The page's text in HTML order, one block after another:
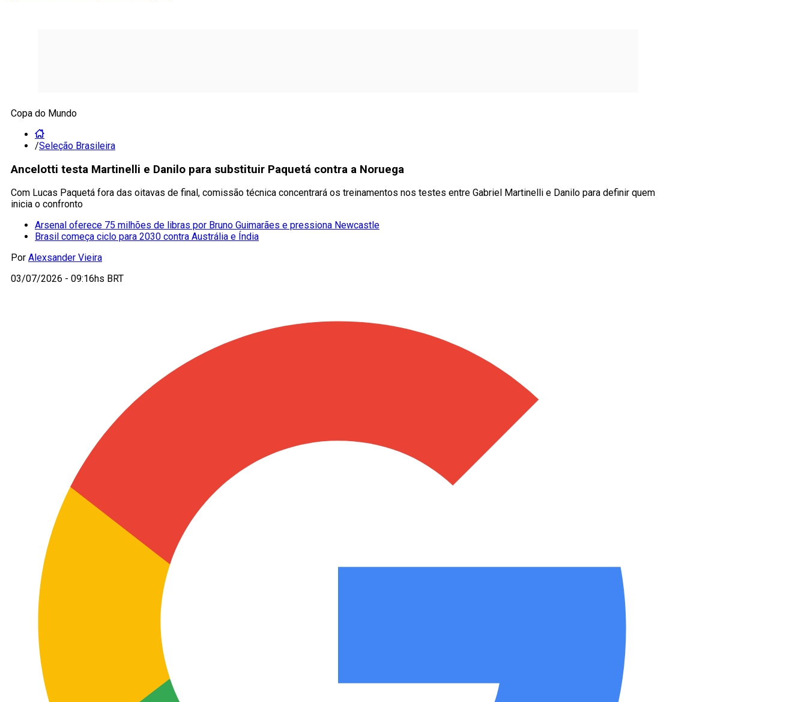
Copa do Mundo
/Seleção Brasileira
Ancelotti testa Martinelli e Danilo para substituir Paquetá contra a Noruega
Com Lucas Paquetá fora das oitavas de final, comissão técnica concentrará os treinamentos nos testes entre Gabriel Martinelli e Danilo para definir quem
inicia o confronto
Arsenal oferece 75 milhões de libras por Bruno Guimarães e pressiona Newcastle
Brasil começa ciclo para 2030 contra Austrália e Índia
Por Alexsander Vieira
03/07/2026 - 09:16hs BRT